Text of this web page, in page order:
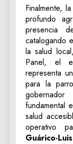
‎Finalmente,
profundo
presencia
catalogando
la salud
Panel, el
representa
para la
fundamental
salud
operativo
Guárico-